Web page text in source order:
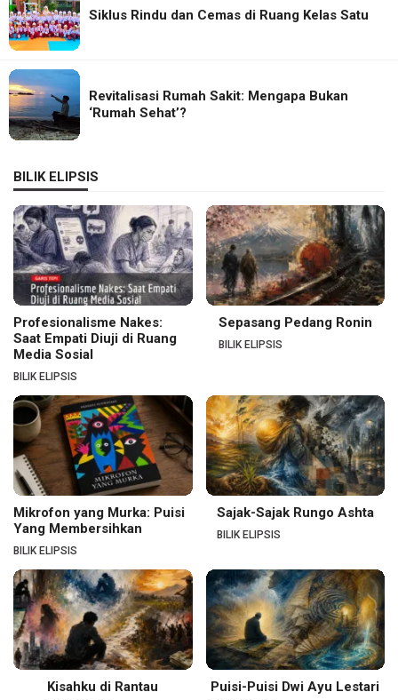
Siklus Rindu dan Cemas di Ruang Kelas Satu
Revitalisasi Rumah Sakit: Mengapa Bukan
‘Rumah Sehat’?
BILIK ELIPSIS
Profesionalisme Nakes:
Saat Empati Diuji di Ruang
Media Sosial
BILIK ELIPSIS
Sepasang Pedang Ronin
BILIK ELIPSIS
Mikrofon yang Murka: Puisi
Yang Membersihkan
BILIK ELIPSIS
Sajak-Sajak Rungo Ashta
BILIK ELIPSIS
Kisahku di Rantau Puisi-Puisi Dwi Ayu Lestari